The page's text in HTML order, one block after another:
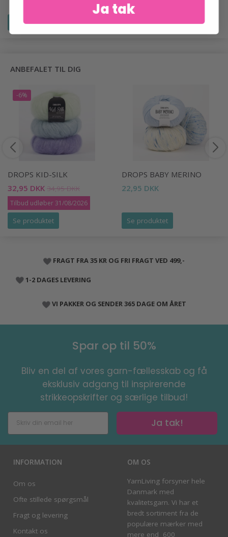
Se produktet Se produktet
ANBEFALET TIL DIG
-6%
DROPS KID-SILK
32,95 DKK 34,95 DKK
Tilbud udløber 31/08/2026
Se produktet
DROPS BABY MERINO
22,95 DKK
Se produktet
FRAGT FRA 35 KR OG FRI FRAGT VED 499,-
1-2 DAGES LEVERING
VI PAKKER OG SENDER 365 DAGE OM ÅRET
Spar op til 50%
Bliv en del af vores garn-fællesskab og få
eksklusiv adgang til inspirerende
strikkeopskrifter og særlige tilbud!
Ja tak!
INFORMATION
Om os
Ofte stillede spørgsmål
Fragt og levering
Kontakt os
OM OS
YarnLiving forsyner hele
Danmark med
kvalitetsgarn. Vi har et
bredt sortiment fra de
populære mærker med
mere end 600
Ja tak